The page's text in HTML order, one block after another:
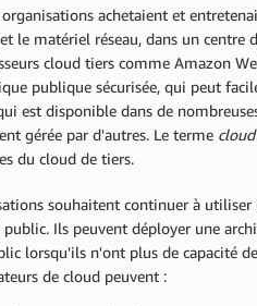
achetaient et
le matériel réseau, dans un
cloud tiers comme Amazon
publique sécurisée, qui peut
est disponible dans de
gérée par d'autres. Le terme
du cloud de tiers.
souhaitent continuer à
public. Ils peuvent déployer une
lorsqu'ils n'ont plus de capacité
de cloud peuvent :